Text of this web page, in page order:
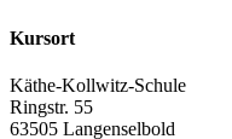
Kursort
Käthe-Kollwitz-Schule
Ringstr. 55
63505 Langenselbold